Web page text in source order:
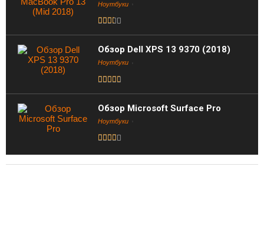
Ноутбуки
Обзор Dell XPS 13 9370 (2018)
Ноутбуки
Обзор Microsoft Surface Pro
Ноутбуки